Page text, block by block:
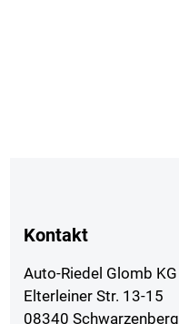
Kontakt
Auto-Riedel Glomb KG
Elterleiner Str. 13-15
08340 Schwarzenberg